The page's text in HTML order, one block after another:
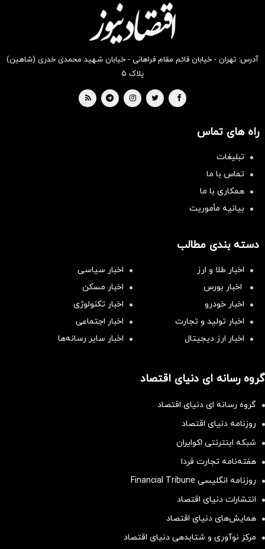
بخر!
بخر!
آدرس: تهران - خیابان قائم مقام فراهانی - خیابان شهید محمدی خدری (شاهین)
پلاک ۵
راه های تماس
تبلیغات
تماس با ما
همکاری با ما
بیانیه مأموریت
دسته بندی مطالب
اخبار طلا و ارز
اخبار سیاسی
اخبار بورس
اخبار مسکن
اخبار خودرو
اخبار تکنولوژی
اخبار تولید و تجارت
اخبار اجتماعی
اخبار ارز دیجیتال
اخبار سایر رسانه‌‌ها
گروه رسانه ای دنیای اقتصاد
گروه رسانه ای دنیای اقتصاد
روزنامه دنیای اقتصاد
شبکه اینترنتی اکوایران
هفته‌نامه تجارت فردا
روزنامه انگلیسی Financial Tribune
انتشارات دنیای اقتصاد
همایش‌های دنیای اقتصاد
مرکز نوآوری و شتابدهی دنیای اقتصاد